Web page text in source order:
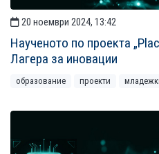
20 ноември 2024, 13:42
Наученото по проекта
Лагера за иновации
образование проекти